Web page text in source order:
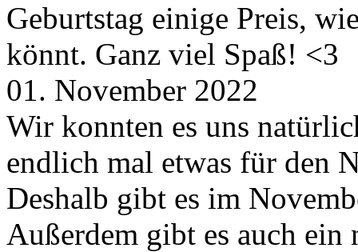
Geburtstag einige Preis,
könnt. Ganz viel Spaß! <3
01. November 2022
Wir konnten es uns
endlich mal etwas für den
Deshalb gibt es im
Außerdem gibt es auch ein